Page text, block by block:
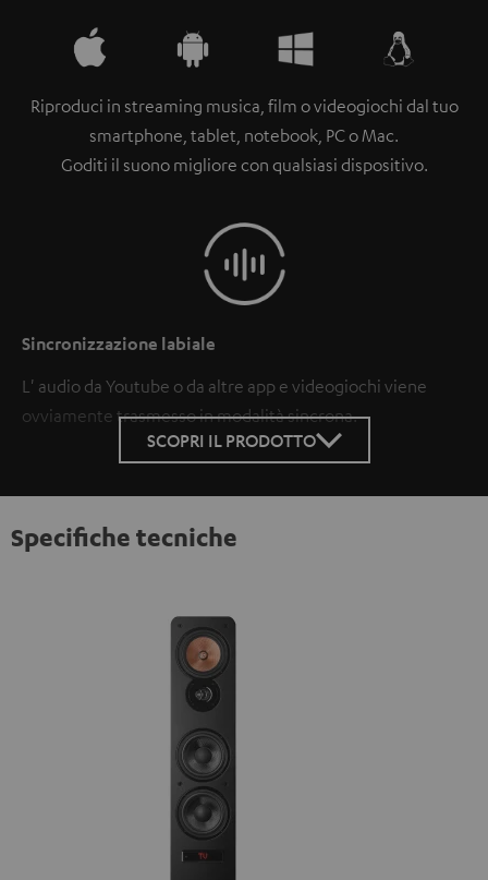
Riproduci in streaming musica, film o videogiochi dal tuo
smartphone, tablet, notebook, PC o Mac.
Goditi il suono migliore con qualsiasi dispositivo.
Sincronizzazione labiale
L' audio da Youtube o da altre app e videogiochi viene
ovviamente trasmesso in modalità sincrona.
SCOPRI IL PRODOTTO
Specifiche tecniche